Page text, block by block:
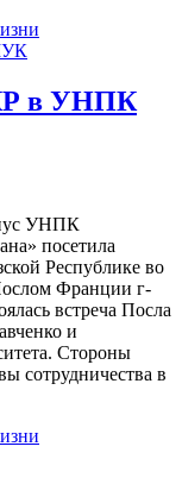
в УНПК
УНПК
посетила
Республике во
Франции г-
встреча Посла
и
Стороны
сотрудничества в